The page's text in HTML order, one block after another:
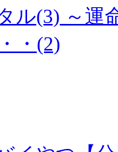
ル(3) ～運
・(2)